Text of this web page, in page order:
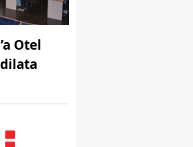
Otel